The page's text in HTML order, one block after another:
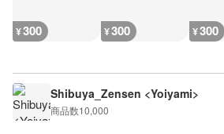
¥300 ¥300 ¥300
Shibuya_Zensen <Yoiyami>
商品数10,000